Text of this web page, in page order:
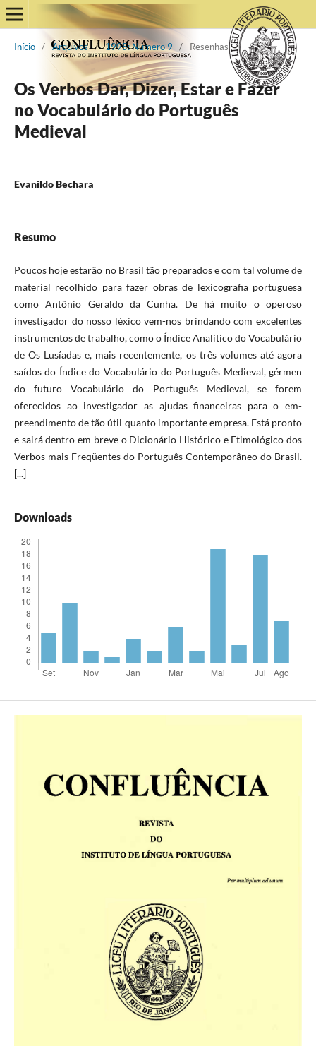
Início / Arquivos / 1995: Número 9 / Resenhas
Os Verbos Dar, Dizer, Estar e Fazer
no Vocabulário do Português
Medieval
Evanildo Bechara
Resumo
Poucos hoje estarão no Brasil tão preparados e com tal volume de
material recolhido para fazer obras de lexicografia portuguesa
como Antônio Geraldo da Cunha. De há muito o operoso
investigador do nosso léxico vem-nos brindando com excelentes
instrumentos de trabalho, como o Índice Analítico do Vocabulário
de Os Lusíadas e, mais recentemente, os três volumes até agora
saídos do Índice do Vocabulário do Português Medieval, gérmen
do futuro Vocabulário do Português Medieval, se forem
oferecidos ao investigador as ajudas financeiras para o em­
preendimento de tão útil quanto importante empresa. Está pronto
e sairá dentro em breve o Dicionário Histórico e Etimológico dos
Verbos mais Freqüentes do Por­tuguês Contemporâneo do Brasil.
[...]
Downloads